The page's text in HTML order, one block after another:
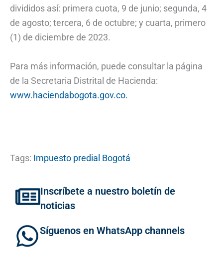
divididos así: primera cuota, 9 de junio; segunda, 4
de agosto; tercera, 6 de octubre; y cuarta, primero
(1) de diciembre de 2023.
Para más información, puede consultar la página
de la Secretaria Distrital de Hacienda:
www.haciendabogota.gov.co.
Tags: Impuesto predial Bogotá
Inscríbete a nuestro boletín de
noticias
Síguenos en WhatsApp channels